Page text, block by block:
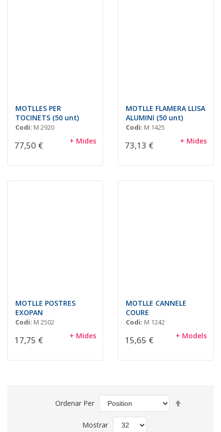
MOTLLES PER
TOCINETS (50 unt)
Codi: M 2920
77,50 € + Mides
MOTLLE FLAMERA LLISA
ALUMINI (50 unt)
Codi: M 1425
73,13 € + Mides
MOTLLE POSTRES
EXOPAN
Codi: M 2502
17,75 € + Mides
MOTLLE CANNELE
COURE
Codi: M 1242
15,65 € + Models
Ordenar Per
Mostrar